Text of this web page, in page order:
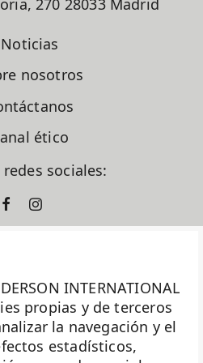
INTERNATIONAL
propias y de terceros
la navegación y el
estadísticos,
Bueno
solidaria
España
270 28033 Madrid
Noticias
nosotros
ético
sociales:
España - Hospiten es
Española de Fundaciones